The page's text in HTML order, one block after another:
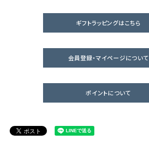
ギフトラッピングはこちら
会員登録・マイページについて
ポイントについて